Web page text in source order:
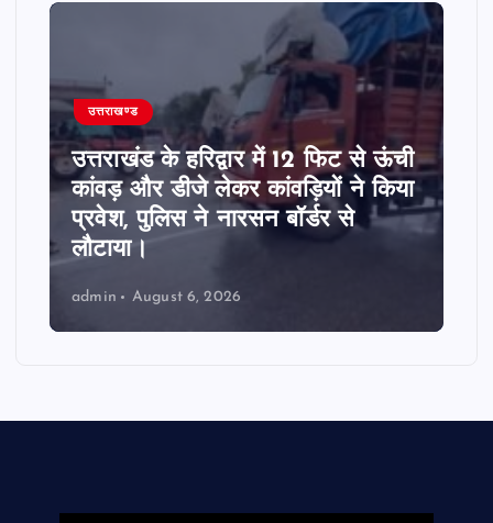
उत्तराखण्ड
उत्तराखंड के हरिद्वार में 12 फिट से ऊंची
कांवड़ और डीजे लेकर कांवड़ियों ने किया
प्रवेश, पुलिस ने नारसन बॉर्डर से
लौटाया।
admin August 6, 2026